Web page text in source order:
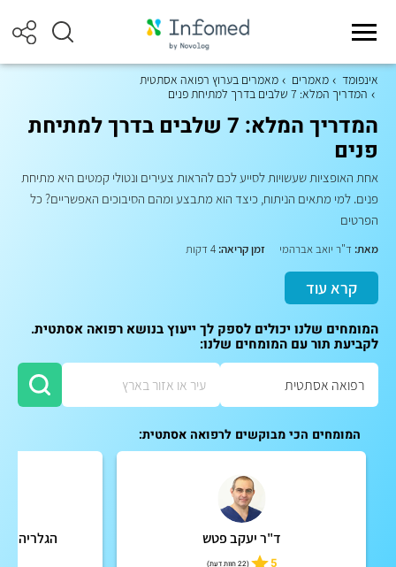
אינפומד מאמרים
מאמרים בערוץ רפואה אסתטית
המדריך המלא: 7 שלבים בדרך למתיחת פנים
המדריך המלא: 7 שלבים בדרך למתיחת
פנים
אחת האופציות שעשויות לסייע לכם להראות צעירים ונטולי קמטים היא מתיחת
פנים. למי מתאים הניתוח, כיצד הוא מתבצע ומהם הסיבוכים האפשריים? כל
הפרטים
מאת: ד"ר יואב אברהמי זמן קריאה:
קרא עוד
המומחים שלנו יכולים לספק לך ייעוץ בנושא רפואה אסתטית.
לקביעת תור עם המומחים שלנו:
המומחים הכי מבוקשים לרפואה אסתטית:
ד"ר יעקב פטש
5
(22 חוות דעת )
הגלריה -